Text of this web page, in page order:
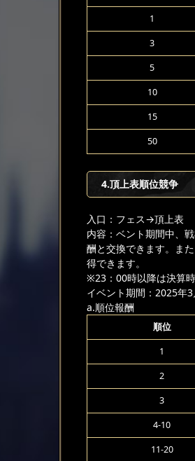
1
3
5
10
15
50
4.頂上表順位競争
入口：フェス→頂上表
内容：ベント期間中、
酬と交換できます。ま
得できます。
※23：00時以降は決算
イベント期間：2025年
a.順位報酬
順位
1
2
3
4-10
11-20